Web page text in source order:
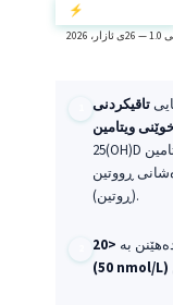
⚡ Kurteya Bilez
2026
تاقیکردنی
25(OH)D نووسراوە؛ 1,25-دی هیدروکسی ویتامین D
ڕووتین
(ڕوتین).
بە
<20 ng/mL
(50 nmol/L)